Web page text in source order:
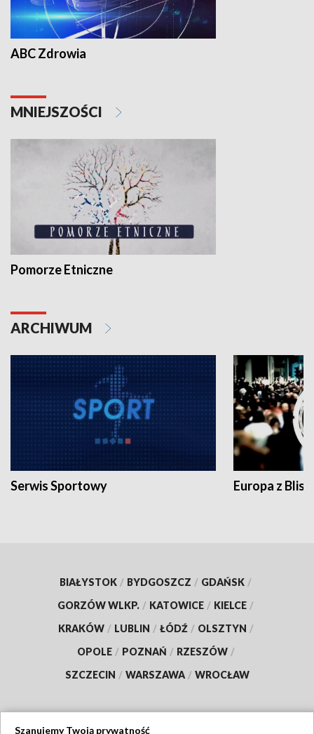
ABC Zdrowia
MNIEJSZOŚCI
Pomorze Etniczne
ARCHIWUM
Serwis Sportowy Europa z
BIAŁYSTOK / BYDGOSZCZ / GDAŃSK /
GORZÓW WLKP. / KATOWICE / KIELCE /
KRAKÓW / LUBLIN / ŁÓDŹ / OLSZTYN /
OPOLE / POZNAŃ / RZESZÓW /
SZCZECIN / WARSZAWA / WROCŁAW
Szanujemy Twoją prywatność